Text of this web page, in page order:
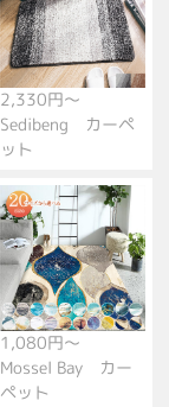
2,330円～
Sedibeng カーペ
ット
1,080円～
Mossel Bay カー
ペット